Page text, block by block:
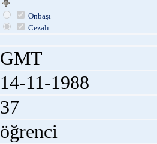
Onbaşı
Cezalı
GMT
14-11-1988
37
öğrenci